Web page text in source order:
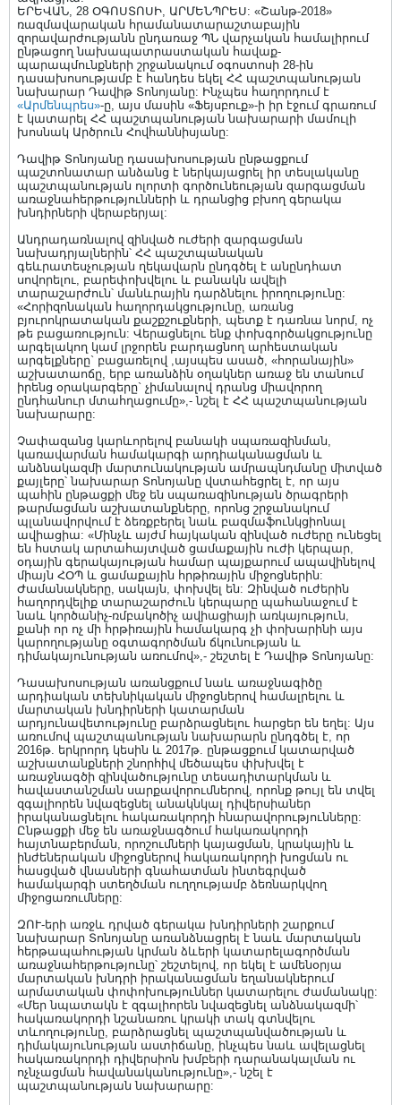
ԵՐԵՎԱՆ, 28 ՕԳՈՍՏՈՍԻ, ԱՐՄԵՆՊՐԵՍ: «Շանթ-2018»
ռազմավարական հրամանատարաշտաբային
զորավարժությանն ընդառաջ ՊՆ վարչական համալիրում
ընթացող նախապատրաստական հավաք-
պարապմունքների շրջանակում օգոստոսի 28-ին
դասախոսությամբ է հանդես եկել ՀՀ պաշտպանության
նախարար Դավիթ Տոնոյանը: Ինչպես հաղորդում է
«Արմենպրես»-ը, այս մասին «Ֆեյսբուք»-ի իր էջում գրառում
է կատարել ՀՀ պաշտպանության նախարարի մամուլի
խոսնակ Արծրուն Հովհաննիսյանը:
Դավիթ Տոնոյանը դասախոսության ընթացքում
պաշտոնատար անձանց է ներկայացրել իր տեսլականը
պաշտպանության ոլորտի գործունեության զարգացման
առաջնահերթությունների և դրանցից բխող գերակա
խնդիրների վերաբերյալ:
Անդրադառնալով զինված ուժերի զարգացման
նախադրյալներին՝ ՀՀ պաշտպանական
գեևրատեսչության ղեկավարն ընդգծել է անընդհատ
սովորելու, բարեփոխվելու և բանակն ավելի
տարաշարժուն՝ մանևրային դարձնելու իրողությունը:
«Հորիզոնական հաղորդակցությունը, առանց
բյուրոկրատական քաշքշուքների, պետք է դառնա նորմ, ոչ
թե բացառություն: Վերացնելու ենք փոխգործակցությունը
արգելակող կամ լրջորեն բարդացնող արհեստական
արգելքները` բացառելով ,այսպես ասած, «հորանային»
աշխատաոճը, երբ առանձին օղակներ առաջ են տանում
իրենց օրակարգերը` չիմանալով դրանց միավորող
ընդհանուր մտահղացումը»,- նշել է ՀՀ պաշտպանության
նախարարը:
Չափազանց կարևորելով բանակի սպառազինման,
կառավարման համակարգի արդիականացման և
անձնակազմի մարտունակության ամրապնդմանը միտված
քայլերը՝ նախարար Տոնոյանը վստահեցրել է, որ այս
պահին ընթացքի մեջ են սպառազինության ծրագրերի
թարմացման աշխատանքները, որոնց շրջանակում
պլանավորվում է ձեռքբերել նաև բազմաֆունկցիոնալ
ավիացիա: «Մինչև այժմ հայկական զինված ուժերը ունեցել
են հստակ արտահայտված ցամաքային ուժի կերպար,
օդային գերակայության համար պայքարում ապավինելով
միայն ՀՕՊ և ցամաքային հրթիռային միջոցներին:
Ժամանակները, սակայն, փոխվել են: Զինված ուժերին
հաղորդվելիք տարաշարժուն կերպարը պահանաջում է
նաև կործանիչ-ռմբակոծիչ ավիացիայի առկայություն,
քանի որ ոչ մի հրթիռային համակարգ չի փոխարինի այս
կարողությանը օգտագործման ճկունության և
դիմակայունության առումով»,- շեշտել է Դավիթ Տոնոյանը:
Դասախոսության առանցքում նաև առաջնագիծը
արդիական տեխնիկական միջոցներով համալրելու և
մարտական խնդիրների կատարման
արդյունավետությունը բարձրացնելու հարցեր են եղել: Այս
առումով պաշտպանության նախարարն ընդգծել է, որ
2016թ. երկրորդ կեսին և 2017թ. ընթացքում կատարված
աշխատանքների շնորհիվ մեծապես փխխվել է
առաջնագծի զինվածությունը տեսադիտարկման և
հավաստանշման սարքավորումներով, որոնք թույլ են տվել
զգալիորեն նվազեցնել անակնկալ դիվերսիաներ
իրականացնելու հակառակորդի հնարավորությունները:
Ընթացքի մեջ են առաջնագծում հակառակորդի
հայտնաբերման, որոշումների կայացման, կրակային և
ինժեներական միջոցներով հակառակորդի խոցման ու
հասցված վնասների գնահատման ինտեգրված
համակարգի ստեղծման ուղղությամբ ձեռնարկվող
միջոցառումները:
ԶՈՒ-երի առջև դրված գերակա խնդիրների շարքում
նախարար Տոնոյանը առանձնացրել է նաև մարտական
հերթապահության կրման ձևերի կատարելագործման
առաջնահերթությունը՝ շեշտելով, որ եկել է ամենօրյա
մարտական խնդրի իրականացման եղանակներում
արմատական փոփոխություններ կատարելու ժամանակը:
«Մեր նպատակն է զգալիորեն նվազեցնել անձնակազմի՝
հակառակորդի նշանառու կրակի տակ գտնվելու
տևողությունը, բարձրացնել պաշտպանվածության և
դիմակայունության աստիճանը, ինչպես նաև ավելացնել
հակառակորդի դիվերսիոն խմբերի դարանակալման ու
ոչնչացման հավանականությունը»,- նշել է
պաշտպանության նախարարը: